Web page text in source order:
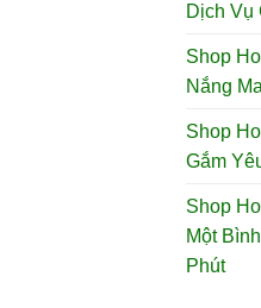
Dịch Vụ
Shop
Nắng
Shop
Gắm
Shop
Một
Phút